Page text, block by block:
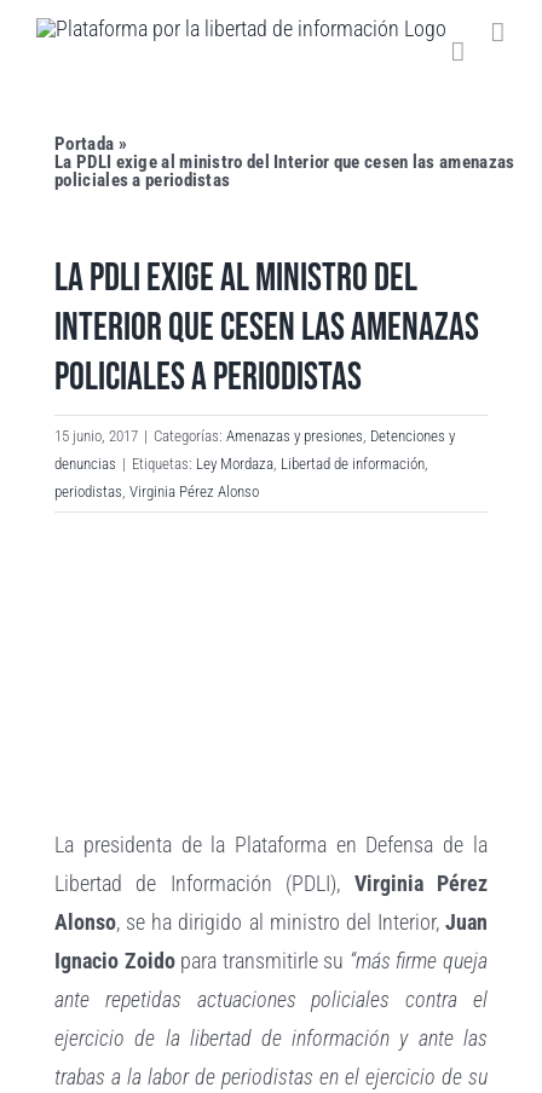
Saltar
Portada »
La PDLI exige al ministro del Interior que cesen las amenazas
policiales a periodistas
LA PDLI EXIGE AL MINISTRO DEL
INTERIOR QUE CESEN LAS AMENAZAS
POLICIALES A PERIODISTAS
15 junio, 2017 | Categorías:Amenazas y presiones Detenciones y
denuncias | Etiquetas: Ley Mordaza Libertad de información
periodistas ,Virginia Pérez Alonso
La presidenta de la Plataforma en Defensa de la
Libertad de Información (PDLI), Virginia Pérez
Alonso, se ha dirigido al ministro del Interior, Juan
Ignacio Zoidopara transmitirle su “más firme queja
ante repetidas actuaciones policiales contra el
ejercicio de la libertad de información y ante las
trabas a la labor de periodistas en el ejercicio de su